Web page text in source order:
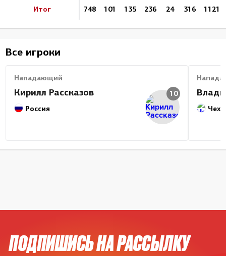
Итог 748 101 135 236 24 316 1121
Все игроки
Нападающий
Кирилл Рассказов
Россия
10
ПОДПИШИСЬ НА РАССЫЛКУ